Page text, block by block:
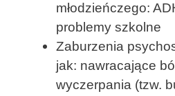
młodzieńczego:
problemy szkolne
Zaburzenia
jak: nawracające
wyczerpania (tzw.